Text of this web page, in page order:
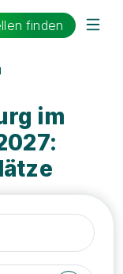
finden
im